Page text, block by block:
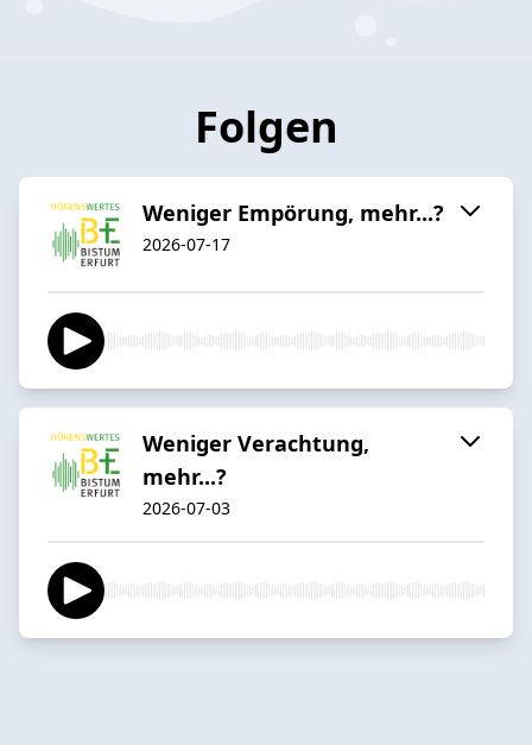
Folgen
Weniger Empörung, mehr...?
2026-07-17
Weniger Verachtung,
mehr...?
2026-07-03